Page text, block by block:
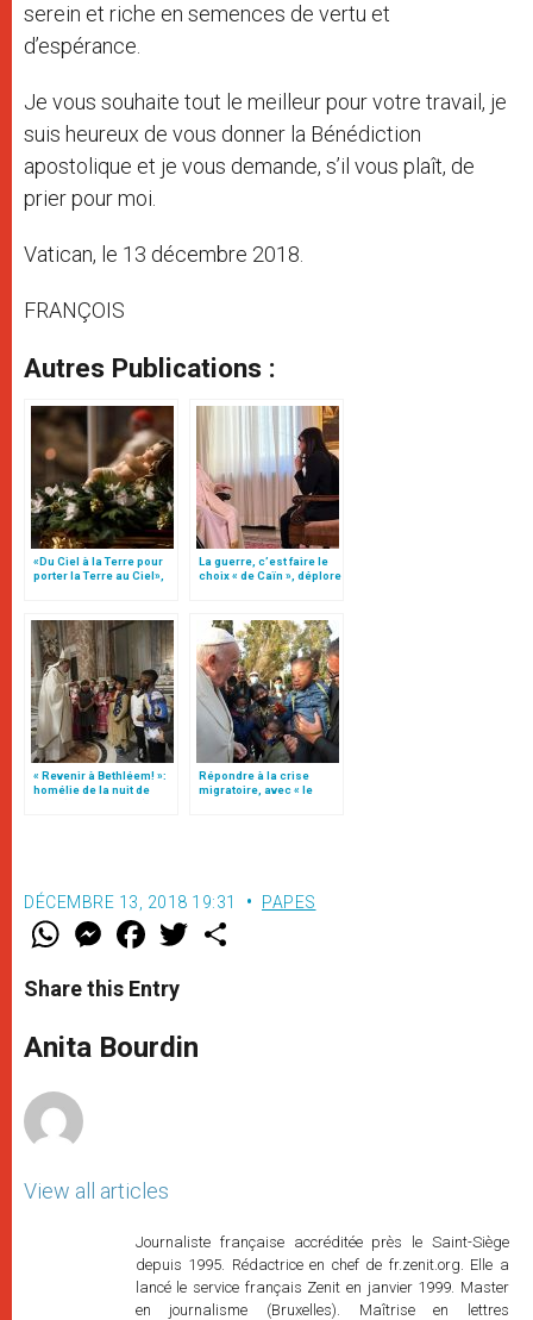
serein et riche en semences de vertu et
d’espérance.
Je vous souhaite tout le meilleur pour votre travail, je
suis heureux de vous donner la Bénédiction
apostolique et je vous demande, s’il vous plaît, de
prier pour moi.
Vatican, le 13 décembre 2018.
FRANÇOIS
Autres Publications :
«Du Ciel à la Terre pour
porter la Terre au Ciel»,
La guerre, c’est faire le
choix « de Caïn », déplore
« Revenir à Bethléem! »:
homélie de la nuit de
Répondre à la crise
migratoire, avec « le
DÉCEMBRE 13, 2018 19:31 PAPES
W
t
s
p
p
M
e
s
e
g
e
F
a
e
b
o
k
w
r
Share this Entry
Anita Bourdin
View all articles
Journaliste française accréditée près le Saint-Siège
depuis 1995. Rédactrice en chef de fr.zenit.org. Elle a
lancé le service français Zenit en janvier 1999. Master
en journalisme (Bruxelles). Maîtrise en lettres